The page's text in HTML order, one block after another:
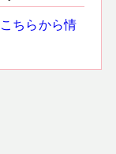
ちらから情